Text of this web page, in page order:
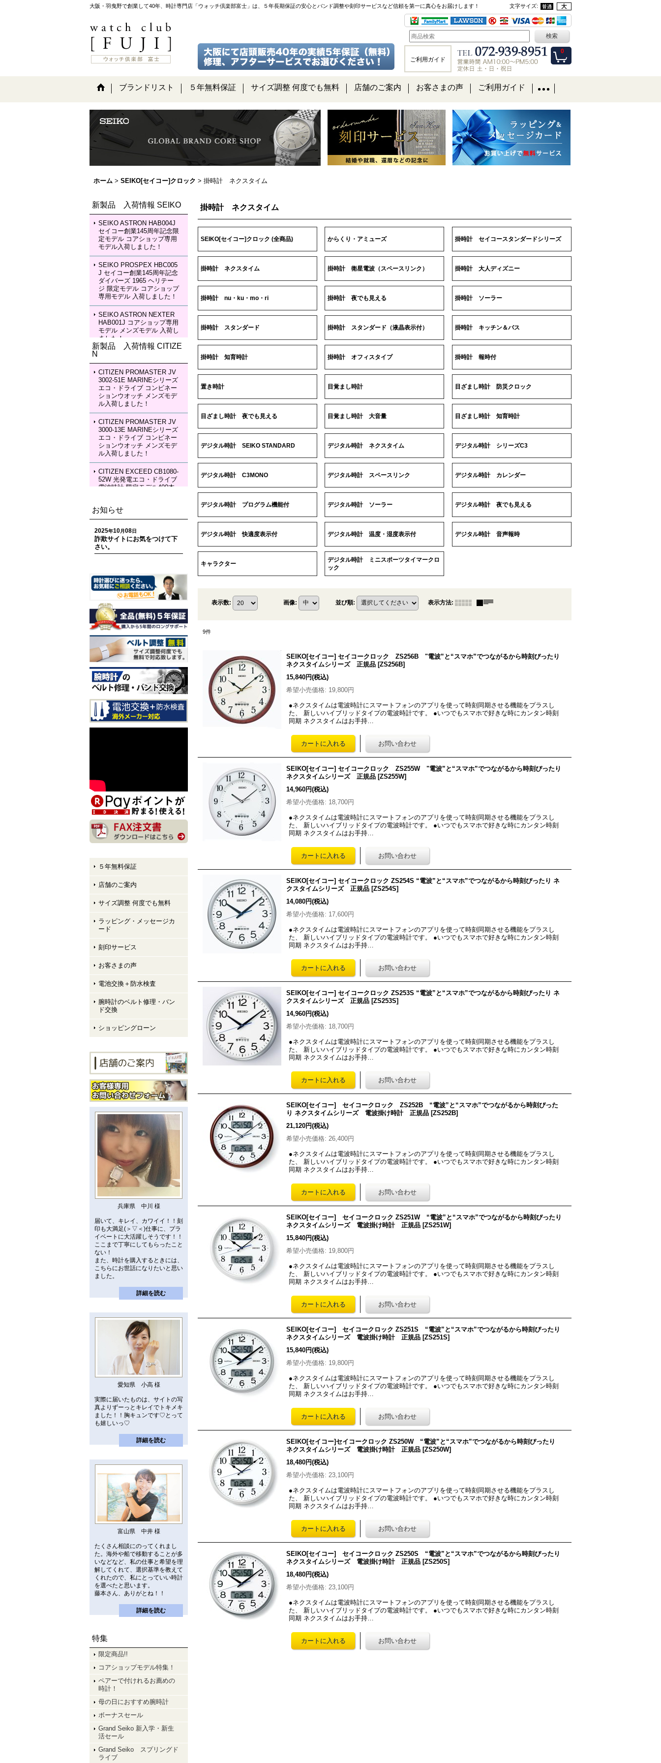
大阪・羽曳野で創業して40年、時計専門店「ウォッチ倶楽部富士」は、５年長期保証の安心とバンド調整や刻印サービスなど信頼を第一に真心をお届けします！ 文字サイズ:
0
ご利用ガイド
ブランドリスト ５年無料保証 サイズ調整 何度でも無料 店舗のご案内 お客さまの声 ご利用ガイド
ホーム > SEIKO[セイコー]クロック > 掛時計 ネクスタイム
新製品 入荷情報 SEIKO
SEIKO ASTRON HAB004J
セイコー創業145周年記念限
定モデル コアショップ専用
モデル入荷しました！
SEIKO PROSPEX HBC005
J セイコー創業145周年記念
ダイバーズ 1965 ヘリテー
ジ 限定モデル コアショップ
専用モデル 入荷しました！
SEIKO ASTRON NEXTER
HAB001J コアショップ専用
モデル メンズモデル 入荷し
ました！
HAB002J コアショップ専用
モデル メンズモデル 入荷し
ました！
SEIKO LUKIA HEA003J LU
KIA Grow with DAICHI MIU
RA Limited Edition レディー
スモデル 入荷しました！
SEIKO LUKIA HEA004J LU
KIA Grow with DAICHI MIU
RA Limited Edition メカニカ
ルウォッチ レディースモデ
ル 入荷しました！
新製品 入荷情報 CITIZE
N
CITIZEN PROMASTER JV
3002-51E MARINEシリーズ
エコ・ドライブ コンビネー
ションウオッチ メンズモデ
ル入荷しました！
CITIZEN PROMASTER JV
3000-13E MARINEシリーズ
エコ・ドライブ コンビネー
ションウオッチ メンズモデ
ル入荷しました！
CITIZEN EXCEED CB1080-
52W 光発電エコ・ドライブ
電波時計 限定モデル400本
CITIZEN EXCEED EC1120-
59W 光発電エコ・ドライブ
電波時計 限定モデル400本
ペアモデル レディースモデ
ル 入荷しました！
80H ACT Line 光発電エコ・
ドライブ GPS衛星電波時計
限定モデル 世界限定1,800
本 メンズモデル 入荷しまし
た！
CITIZEN ATTESA CC4078-
51E ACT Line LIGHT in BL
ACK Eco-Drive 50th Anniver
sary Edition メンズモデル
入荷しました！
CITIZEN EXCEED CB1147-
61E LIGHT in BLACK Eco-
Drive 50th Anniversary Editi
on メンズモデル 入荷しま
した！
CITIZEN ATTESA AT8384-5
n ES9495-59E LIGHT in BL
ACK Eco-Drive 50th Anniver
sary Edition レディースモデ
ル 入荷しました！
お知らせ
2025年10月 08日
詐欺サイトにお気をつけて下
さい。
５年無料保証
店舗のご案内
サイズ調整 何度でも無料
ラッピング・メッセージカ
ード
刻印サービス
お客さまの声
電池交換＋防水検査
腕時計のベルト修理・バン
ド交換
ショッピングローン
兵庫県 中川 様
届いて、キレイ、カワイイ！！刻
印も大満足(＞▽＜)仕事に、プラ
イベートに大活躍しそうです！！
ここまで丁寧にしてもらったこと
ない！
また、時計を購入するときには、
こちらにお世話になりたいと思い
ました。
詳細を読む
愛知県 小高 様
実際に届いたものは、サイトの写
真よりずーっとキレイでトキメキ
ました！！胸キュンです♡とって
も嬉しいっ♡
詳細を読む
富山県 中井 様
たくさん相談にのってくれまし
た。海外や船で移動することが多
いなどなど、私の仕事と希望を理
解してくれて、選択基準を教えて
くれたので、私にとっていい時計
を選べたと思います。
藤本さん、ありがとね！！
詳細を読む
特集
限定商品!!
コアショップモデル特集！
ペアーで付けれるお薦めの
時計！
母の日におすすめ腕時計
ボーナスセール
Grand Seiko 新入学・新生
活セール
Grand Seiko スプリングド
ライブ
掛時計 ネクスタイム
SEIKO[セイコー]クロック (全商品) からくり・アミューズ 掛時計 セイコースタンダードシリーズ
掛時計 ネクスタイム 掛時計 衛星電波（スペースリンク） 掛時計 大人ディズニー
掛時計 nu・ku・mo・ri 掛時計 夜でも見える 掛時計 ソーラー
掛時計 スタンダード 掛時計 スタンダード（液晶表示付） 掛時計 キッチン＆バス
掛時計 知育時計 掛時計 オフィスタイプ 掛時計 報時付
置き時計 目覚まし時計 目ざまし時計 防災クロック
目ざまし時計 夜でも見える 目覚まし時計 大音量 目ざまし時計 知育時計
デジタル時計 SEIKO STANDARD デジタル時計 ネクスタイム デジタル時計 シリーズC3
デジタル時計 C3MONO デジタル時計 スペースリンク デジタル時計 カレンダー
デジタル時計 プログラム機能付 デジタル時計 ソーラー デジタル時計 夜でも見える
デジタル時計 快適度表示付 デジタル時計 温度・湿度表示付 デジタル時計 音声報時
キャラクター
デジタル時計 ミニスポーツタイマークロ
ック
表示数: 画像: 並び順: 表示方法:
9件
SEIKO[セイコー] セイコークロック ZS256B "電波”と“スマホ”でつながるから時刻ぴったり
ネクスタイムシリーズ 正規品 [ZS256B]
15,840円(税込)
希望小売価格: 19,800円
●ネクスタイムは電波時計にスマートフォンのアプリを使って時刻同期させる機能をプラスし
た、 新しいハイブリッドタイプの電波時計です。 ●いつでもスマホで好きな時にカンタン時刻
同期 ネクスタイムはお手持…
SEIKO[セイコー] セイコークロック ZS255W "電波”と“スマホ”でつながるから時刻ぴったり
ネクスタイムシリーズ 正規品 [ZS255W]
14,960円(税込)
希望小売価格: 18,700円
●ネクスタイムは電波時計にスマートフォンのアプリを使って時刻同期させる機能をプラスし
た、 新しいハイブリッドタイプの電波時計です。 ●いつでもスマホで好きな時にカンタン時刻
同期 ネクスタイムはお手持…
SEIKO[セイコー] セイコークロック ZS254S “電波”と“スマホ”でつながるから時刻ぴったり ネ
クスタイムシリーズ 正規品 [ZS254S]
14,080円(税込)
希望小売価格: 17,600円
●ネクスタイムは電波時計にスマートフォンのアプリを使って時刻同期させる機能をプラスし
た、 新しいハイブリッドタイプの電波時計です。 ●いつでもスマホで好きな時にカンタン時刻
同期 ネクスタイムはお手持…
SEIKO[セイコー] セイコークロック ZS253S “電波”と“スマホ”でつながるから時刻ぴったり ネ
クスタイムシリーズ 正規品 [ZS253S]
14,960円(税込)
希望小売価格: 18,700円
●ネクスタイムは電波時計にスマートフォンのアプリを使って時刻同期させる機能をプラスし
た、 新しいハイブリッドタイプの電波時計です。 ●いつでもスマホで好きな時にカンタン時刻
同期 ネクスタイムはお手持…
SEIKO[セイコー] セイコークロック ZS252B “電波”と“スマホ”でつながるから時刻ぴった
り ネクスタイムシリーズ 電波掛け時計 正規品 [ZS252B]
21,120円(税込)
希望小売価格: 26,400円
●ネクスタイムは電波時計にスマートフォンのアプリを使って時刻同期させる機能をプラスし
た、 新しいハイブリッドタイプの電波時計です。 ●いつでもスマホで好きな時にカンタン時刻
同期 ネクスタイムはお手持…
SEIKO[セイコー] セイコークロック ZS251W “電波”と“スマホ”でつながるから時刻ぴったり
ネクスタイムシリーズ 電波掛け時計 正規品 [ZS251W]
15,840円(税込)
希望小売価格: 19,800円
●ネクスタイムは電波時計にスマートフォンのアプリを使って時刻同期させる機能をプラスし
た、 新しいハイブリッドタイプの電波時計です。 ●いつでもスマホで好きな時にカンタン時刻
同期 ネクスタイムはお手持…
SEIKO[セイコー] セイコークロック ZS251S “電波”と“スマホ”でつながるから時刻ぴったり
ネクスタイムシリーズ 電波掛け時計 正規品 [ZS251S]
15,840円(税込)
希望小売価格: 19,800円
●ネクスタイムは電波時計にスマートフォンのアプリを使って時刻同期させる機能をプラスし
た、 新しいハイブリッドタイプの電波時計です。 ●いつでもスマホで好きな時にカンタン時刻
同期 ネクスタイムはお手持…
SEIKO[セイコー]セイコークロック ZS250W “電波”と“スマホ”でつながるから時刻ぴったり
ネクスタイムシリーズ 電波掛け時計 正規品 [ZS250W]
18,480円(税込)
希望小売価格: 23,100円
●ネクスタイムは電波時計にスマートフォンのアプリを使って時刻同期させる機能をプラスし
た、 新しいハイブリッドタイプの電波時計です。 ●いつでもスマホで好きな時にカンタン時刻
同期 ネクスタイムはお手持…
SEIKO[セイコー] セイコークロック ZS250S “電波”と“スマホ”でつながるから時刻ぴったり
ネクスタイムシリーズ 電波掛け時計 正規品 [ZS250S]
18,480円(税込)
希望小売価格: 23,100円
●ネクスタイムは電波時計にスマートフォンのアプリを使って時刻同期させる機能をプラスし
た、 新しいハイブリッドタイプの電波時計です。 ●いつでもスマホで好きな時にカンタン時刻
同期 ネクスタイムはお手持…